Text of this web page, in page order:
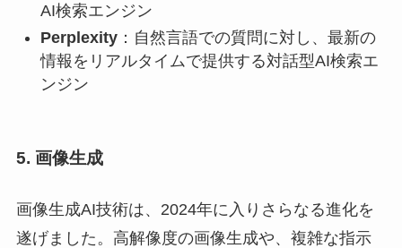
AI検索エンジン
Perplexity：自然言語での質問に対し、最新の
情報をリアルタイムで提供する対話型AI検索エ
ンジン
5. 画像生成
画像生成AI技術は、2024年に入りさらなる進化を
遂げました。高解像度の画像生成や、複雑な指示